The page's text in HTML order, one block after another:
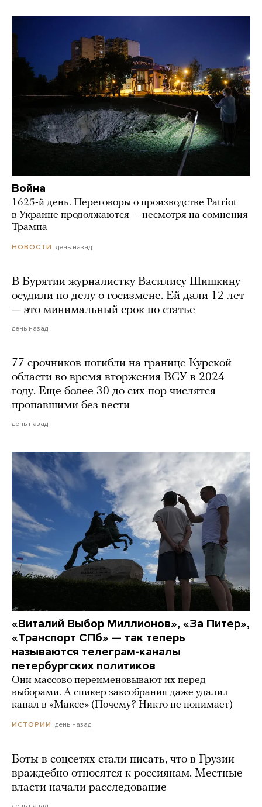
Война
1625-й день. Переговоры о производстве Patriot
в Украине продолжаются — несмотря на сомнения
Трампа
НОВОСТИ день назад
В Бурятии журналистку Василису Шишкину
осудили по делу о госизмене. Ей дали 12 лет
— это минимальный срок по статье
день назад
77 срочников погибли на границе Курской
области во время вторжения ВСУ в 2024
году. Еще более 30 до сих пор числятся
пропавшими без вести
день назад
«Виталий Выбор Миллионов», «За Питер»,
«Транспорт СПб» — так теперь
называются телеграм-каналы
петербургских политиков
Они массово переименовывают их перед
выборами. А спикер заксобрания даже удалил
канал в «Максе» (Почему? Никто не понимает)
ИСТОРИИ день назад
Боты в соцсетях стали писать, что в Грузии
враждебно относятся к россиянам. Местные
власти начали расследование